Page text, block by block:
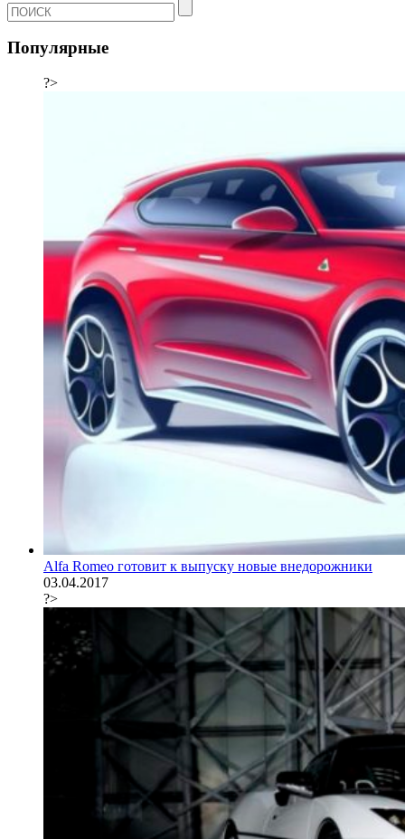
Популярные
?>
Alfa Romeo готовит к выпуску новые внедорожники
03.04.2017
?>